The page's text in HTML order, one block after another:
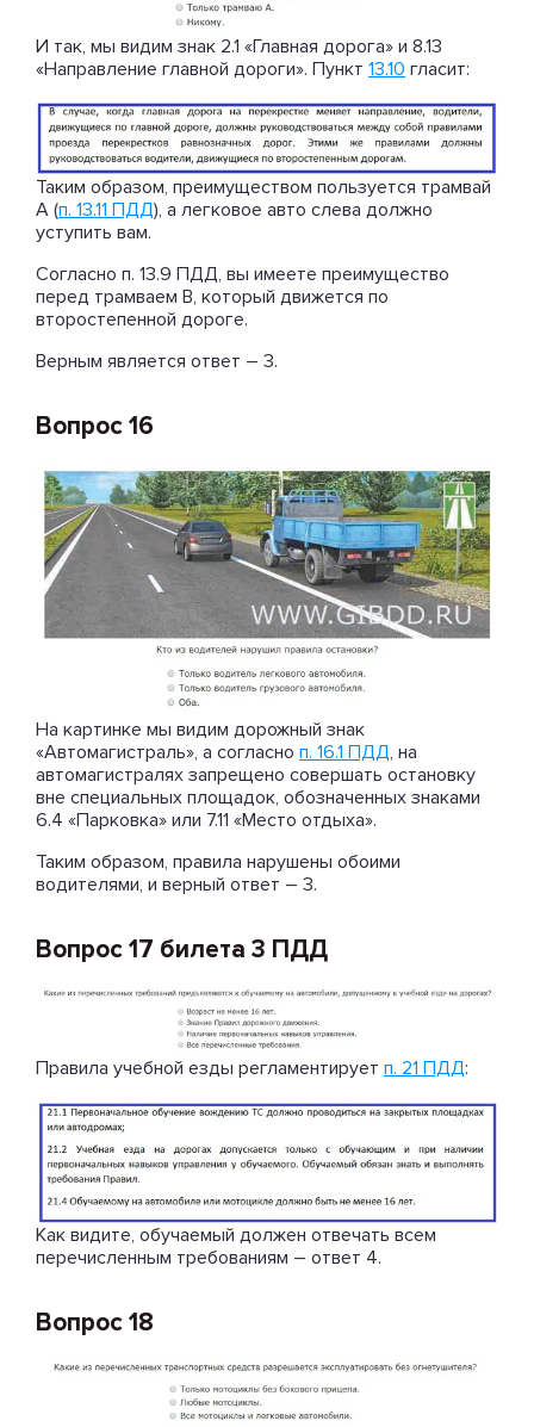
И так, мы видим знак 2.1 «Главная дорога» и 8.13
«Направление главной дороги». Пункт 13.10 гласит:
Таким образом, преимуществом пользуется трамвай
А (п. 13.11 ПДД), а легковое авто слева должно
уступить вам.
Согласно п. 13.9 ПДД, вы имеете преимущество
перед трамваем В, который движется по
второстепенной дороге.
Верным является ответ – 3.
Вопрос 16
На картинке мы видим дорожный знак
«Автомагистраль», а согласно п. 16.1 ПДД, на
автомагистралях запрещено совершать остановку
вне специальных площадок, обозначенных знаками
6.4 «Парковка» или 7.11 «Место отдыха».
Таким образом, правила нарушены обоими
водителями, и верный ответ – 3.
Вопрос 17 билета 3 ПДД
Правила учебной езды регламентирует п. 21 ПДД:
Как видите, обучаемый должен отвечать всем
перечисленным требованиям – ответ 4.
Вопрос 18